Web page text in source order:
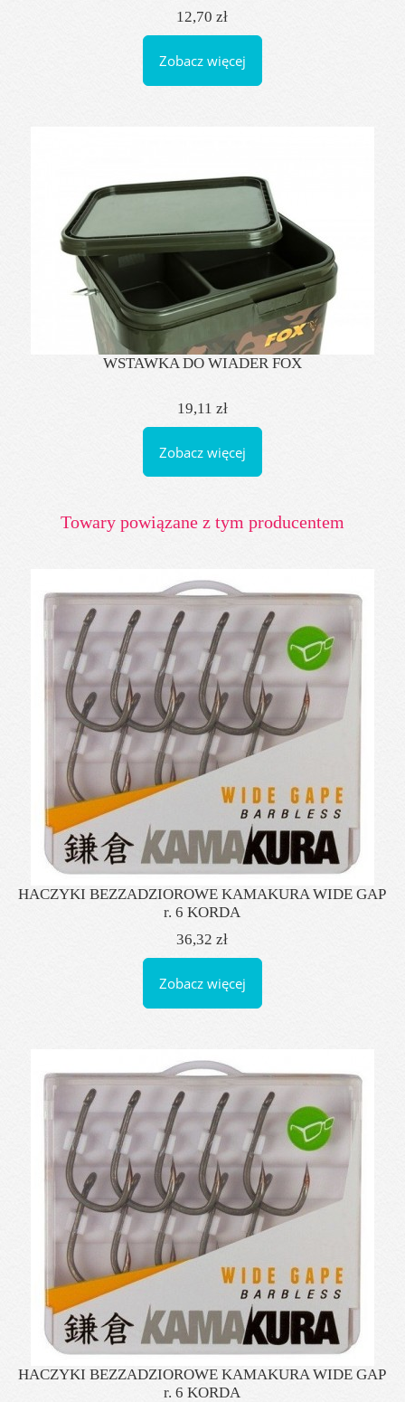
12,70 zł
Zobacz więcej
WSTAWKA DO WIADER FOX
19,11 zł
Zobacz więcej
Towary powiązane z tym producentem
HACZYKI BEZZADZIOROWE KAMAKURA WIDE GAP
r. 6 KORDA
36,32 zł
Zobacz więcej
HACZYKI BEZZADZIOROWE KAMAKURA WIDE GAP
r. 6 KORDA